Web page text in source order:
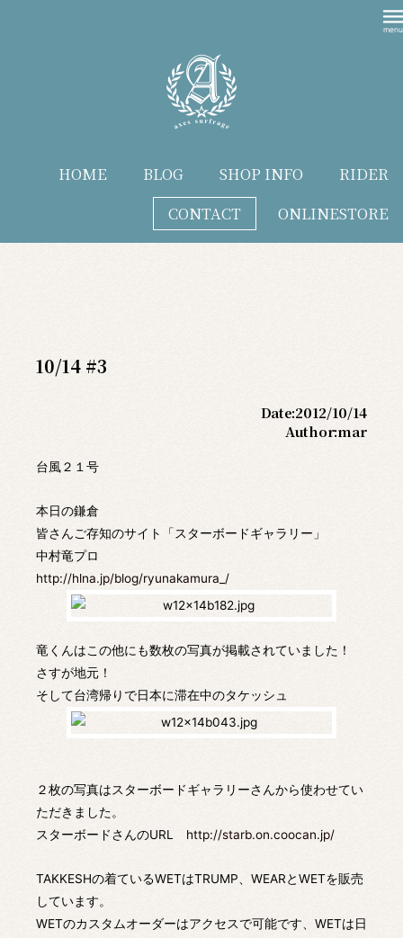
HOME BLOG SHOP INFO
RIDER
CONTACT
ONLINESTORE
10/14 #3
Date:2012/10/14
Author:mar
台風２１号
本日の鎌倉
皆さんご存知のサイト「スターボードギャラリー」
中村竜プロ
http://hlna.jp/blog/ryunakamura_/
竜くんはこの他にも数枚の写真が掲載されていました！
さすが地元！
そして台湾帰りで日本に滞在中のタケッシュ
２枚の写真はスターボードギャラリーさんから使わせてい
ただきました。
スターボードさんのURL http://starb.on.coocan.jp/
TAKKESHの着ているWETはTRUMP、WEARとWETを販売
しています。
WETのカスタムオーダーはアクセスで可能です、WETは日